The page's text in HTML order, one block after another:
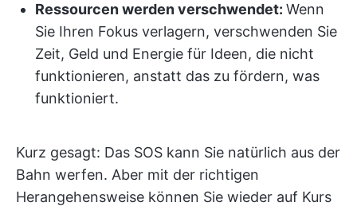
Ressourcen werden verschwendet: Wenn
Sie Ihren Fokus verlagern, verschwenden Sie
Zeit, Geld und Energie für Ideen, die nicht
funktionieren, anstatt das zu fördern, was
funktioniert.
Kurz gesagt: Das SOS kann Sie natürlich aus der
Bahn werfen. Aber mit der richtigen
Herangehensweise können Sie wieder auf Kurs